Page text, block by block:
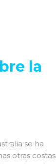
la
se ha
otras costas